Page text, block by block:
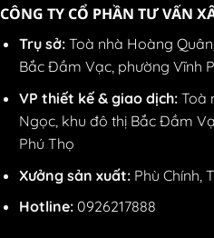
CÔNG TY CỔ PHẦN TƯ VẤN
Trụ sở:Toà nhà Hoàng
Bắc Đầm Vạc, phường Vĩnh
VP thiết kế & giao dịch:Toà
Ngọc, khu đô thị Bắc Đầm
Phú Thọ
Xưởng sản xuất:Phù Chính,
Hotline: 0926217888